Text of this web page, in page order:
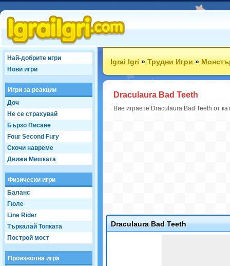
Най-добрите игри
Нови игри
Игри за реакции
Доч
Не се страхувай
Бързо Писане
Four Second Fury
Скочи навреме
Движи Мишката
Физически игри
Баланс
Гюле
Line Rider
Търкалай Топката
Построй мост
Произволна игра
Igrai Igri»Трудни Игри»
Draculaura Bad Teeth
Вие играете Draculaura Bad Teeth от
Draculaura Bad Teeth